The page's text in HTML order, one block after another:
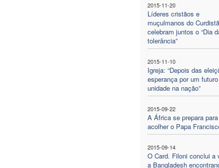
2015-11-20
Líderes cristãos e
muçulmanos do
celebram juntos o “Dia
tolerância”
2015-11-10
Igreja: “Depois das
esperança por um
unidade na nação”
2015-09-22
A África se prepara para
acolher o Papa
2015-09-14
O Card. Filoni conclui a
a Bangladesh